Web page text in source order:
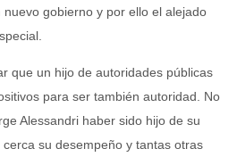
gobierno y por ello el alejado
que un hijo de autoridades públicas
para ser también autoridad. No
Alessandri haber sido hijo de su
su desempeño y tantas otras